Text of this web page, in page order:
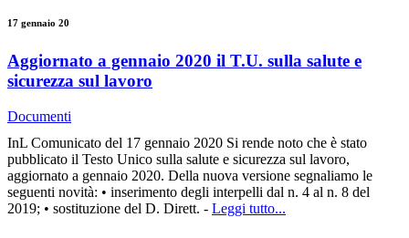
17 gennaio 20
Aggiornato a gennaio 2020 il T.U. sulla salute e
sicurezza sul lavoro
Documenti
InL Comunicato del 17 gennaio 2020 Si rende noto che è stato
pubblicato il Testo Unico sulla salute e sicurezza sul lavoro,
aggiornato a gennaio 2020. Della nuova versione segnaliamo le
seguenti novità: • inserimento degli interpelli dal n. 4 al n. 8 del
2019; • sostituzione del D. Dirett. - Leggi tutto...